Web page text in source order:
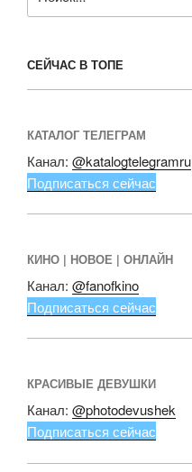
СЕЙЧАС В ТОПЕ
КАТАЛОГ ТЕЛЕГРАМ
Канал: @katalogtelegramru
Подписаться сейчас
КИНО | НОВОЕ | ОНЛАЙН
Канал: @fanofkino
Подписаться сейчас
КРАСИВЫЕ ДЕВУШКИ
Канал: @photodevushek
Подписаться сейчас